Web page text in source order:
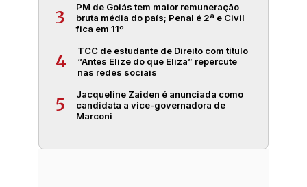
3
PM de Goiás tem maior remuneração
bruta média do país; Penal é 2ª e Civil
fica em 11º
4
TCC de estudante de Direito com título
“Antes Elize do que Eliza” repercute
nas redes sociais
5
Jacqueline Zaiden é anunciada como
candidata a vice-governadora de
Marconi